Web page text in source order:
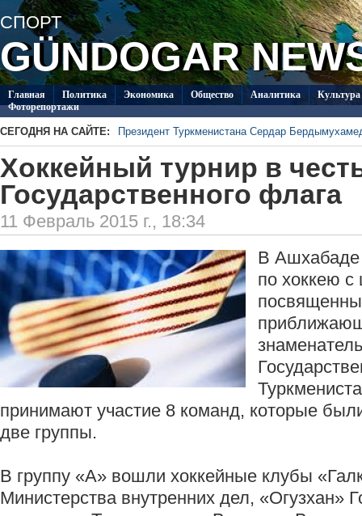
СПОРТ
GÜNDOGAR
Главная Политикa Экономика Общество Аналитика
Культура
Фоторепортажи
СЕГОДНЯ НА САЙТЕ:
Президент Туркменистана Сердар
В посольстве Туркменистана в Душанбе
«Туркменпочта» продолжает развивать
Глава ОБСЕ прибыл с визитом в Туркменистан
Около 20 работ из стран СНГ поступило на
Туркменистан пригласил Ассоциацию «Akhal-
по коневодству
Хоккейный турнир в
Государственного флага
11 Февраль 2015 г., 18:34
В Ашхабаде
по хоккею
принимают участие 8 команд, которые
две группы.
В группу «А» вошли хоккейные клубы
Министерства внутренних дел, «Огузхан»